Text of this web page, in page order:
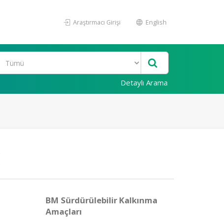
Araştırmacı Girişi English
Detaylı Arama
BM Sürdürülebilir Kalkınma
Amaçları